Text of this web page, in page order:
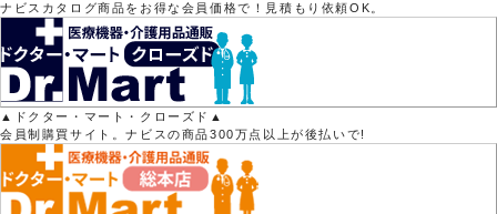
ナビスカタログ商品をお得な会員価格で！見積もり依頼OK。
▲ドクター・マート・クローズド▲
会員制購買サイト。ナビスの商品300万点以上が後払いで!